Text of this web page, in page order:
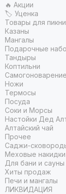
🔥 Акции
🏷 Уценка
Товары для
Казаны
Мангалы
Подарочные
Тандыры
Коптильни
Самогоноварение
Ножи
Термосы
Посуда
Соки и Морсы
Настойки Дед
Алтайский чай
Прочее
Саджи-
Меховые
Для бани и сауны
Хиты продаж
Печи и мангалы
ЛИКВИДАЦИЯ